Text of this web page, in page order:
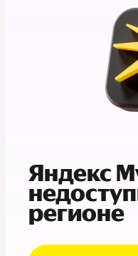
Яндекс
регионе